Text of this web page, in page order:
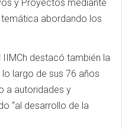
y Proyectos mediante
temática abordando los
IIMCh destacó también la
largo de sus 76 años
a autoridades y
“al desarrollo de la